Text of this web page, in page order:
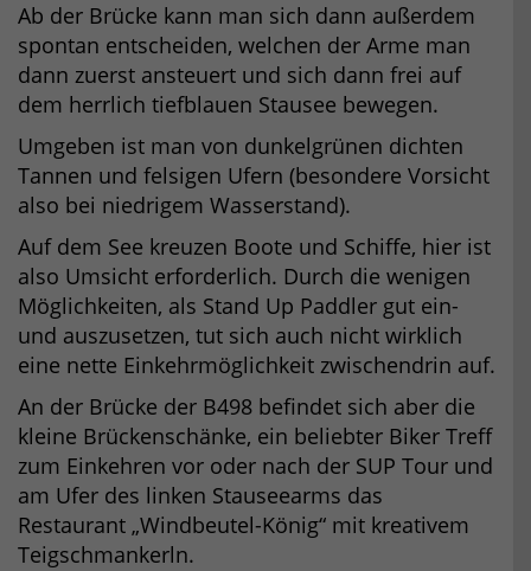
Ab der Brücke kann man sich dann außerdem
spontan entscheiden, welchen der Arme man
dann zuerst ansteuert und sich dann frei auf
dem herrlich tiefblauen Stausee bewegen.
Umgeben ist man von dunkelgrünen dichten
Tannen und felsigen Ufern (besondere Vorsicht
also bei niedrigem Wasserstand).
Auf dem See kreuzen Boote und Schiffe, hier ist
also Umsicht erforderlich. Durch die wenigen
Möglichkeiten, als Stand Up Paddler gut ein-
und auszusetzen, tut sich auch nicht wirklich
eine nette Einkehrmöglichkeit zwischendrin auf.
An der Brücke der B498 befindet sich aber die
kleine Brückenschänke, ein beliebter Biker Treff
zum Einkehren vor oder nach der SUP Tour und
am Ufer des linken Stauseearms das
Restaurant „Windbeutel-König“ mit kreativem
Teigschmankerln.